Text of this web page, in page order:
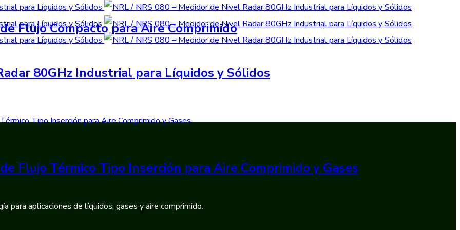
Flujo Compacto para Aire Comprimido
Flujo Térmico Tipo Inserción para Aire Comprimido y Gases
80GHz Industrial para Líquidos y Sólidos
para aplicaciones de líquidos, gases y aire comprimido.